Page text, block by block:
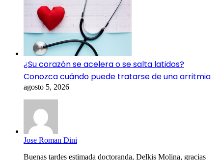
¿Su corazón se acelera o se salta latidos?
Conozca cuándo puede tratarse de una arritmia
agosto 5, 2026
Jose Roman Dini
Buenas tardes estimada doctoranda, Delkis Molina, gracias